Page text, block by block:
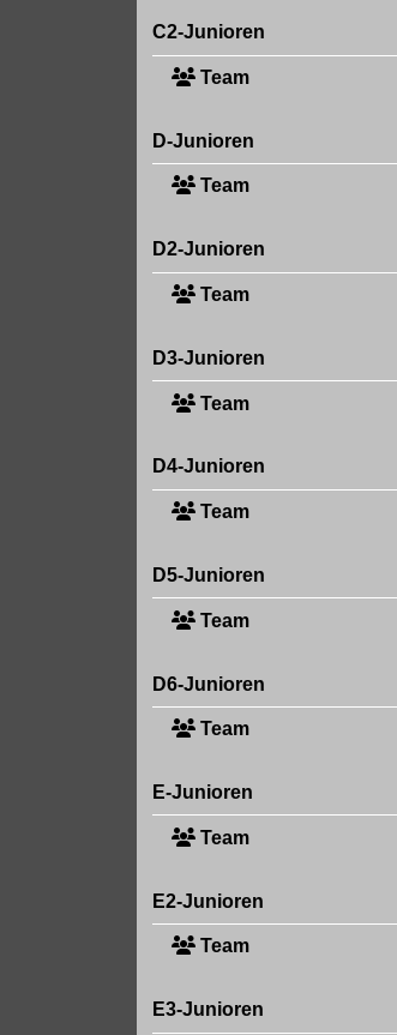
C2-Junioren
Team
D-Junioren
Team
D2-Junioren
Team
D3-Junioren
Team
D4-Junioren
Team
D5-Junioren
Team
D6-Junioren
Team
E-Junioren
Team
E2-Junioren
Team
E3-Junioren